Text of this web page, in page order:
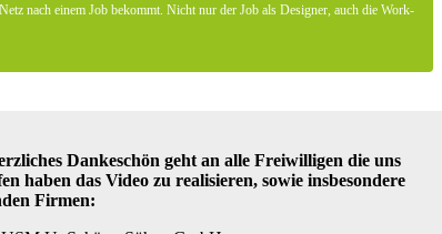
nach einem Job bekommt. Nicht nur der Job als Designer, auch die Work-
Dankeschön geht an alle Freiwilligen die uns
haben das Video zu realisieren, sowie insbesondere
Firmen: